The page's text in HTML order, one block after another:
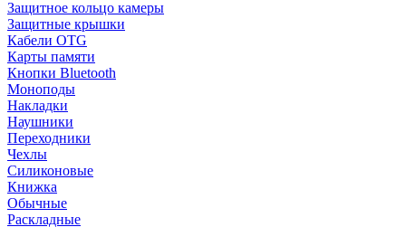
Защитное кольцо камеры
Защитные крышки
Кабели OTG
Карты памяти
Кнопки Bluetooth
Моноподы
Накладки
Наушники
Переходники
Чехлы
Силиконовые
Книжка
Обычные
Раскладные